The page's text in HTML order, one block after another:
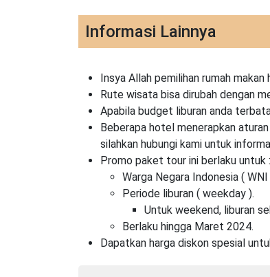
Informasi Lainnya
Insya Allah pemilihan rumah makan
Rute wisata bisa dirubah dengan
Apabila budget liburan anda
Beberapa hotel menerapkan
silahkan hubungi kami untuk
Promo paket tour ini berlaku untuk :
Warga Negara Indonesia ( WNI
Periode liburan ( weekday ).
Untuk weekend, liburan
Berlaku hingga Maret 2024.
Dapatkan harga diskon spesial